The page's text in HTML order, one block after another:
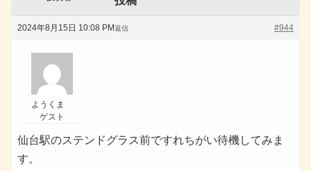
2024年8月15日 10:08 PM #944
返信
ようくま
ゲスト
仙台駅のステンドグラス前ですれちがい待機してみま
す。